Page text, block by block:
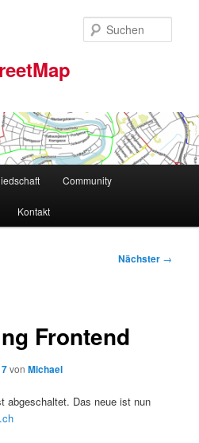
Community
Kontakt
Nächster →
Frontend
vonMichael
abgeschaltet. Das neue ist nun